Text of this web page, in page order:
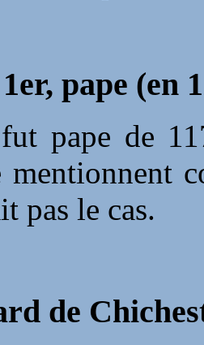
pape (en
pape de
pas le cas.
de